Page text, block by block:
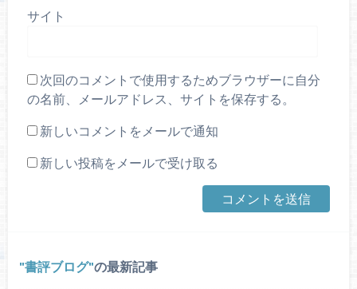
サイト
次回のコメントで使用するためブラウザーに自分
の名前、メールアドレス、サイトを保存する。
新しいコメントをメールで通知
新しい投稿をメールで受け取る
書評ブログ の最新記事